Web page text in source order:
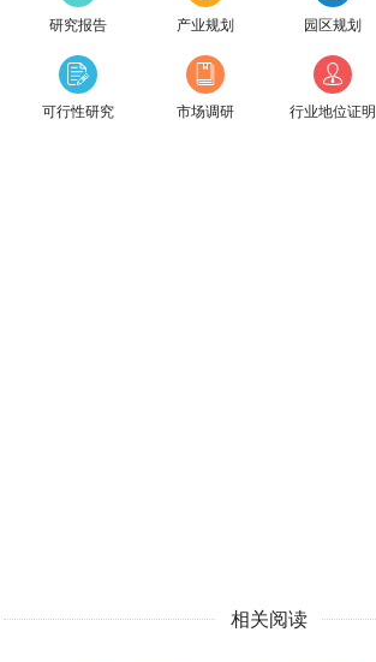
研究报告 产业规划 园区规划
可行性研究 市场调研 行业地位证明
相关阅读